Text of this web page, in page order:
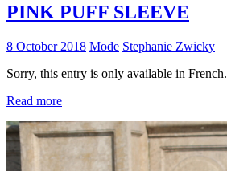
PINK PUFF SLEEVE
8 October 2018 Mode Stephanie Zwicky
Sorry, this entry is only available in French.
Read more